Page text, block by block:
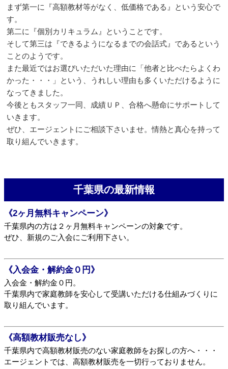
まず第一に『高額教材等がなく、低価格である』という安心で
す。
第二に『個別カリキュラム』ということです。
そして第三は『できるようになるまでの会話式』であるという
ことのようです。
また最近ではお選びいただいた理由に「他者と比べたらよくわ
かった・・・」という、うれしい理由も多くいただけるように
なってきました。
今後ともスタッフ一同、成績ＵＰ、合格へ懸命にサポートして
いきます。
ぜひ、エージェントにご相談下さいませ。情熱と真心を持って
取り組んでいきます。
千葉県の最新情報
《2ヶ月無料キャンペーン》
千葉県内の方は２ヶ月無料キャンペーンの対象です。
ぜひ、新規のご入会にご利用下さい。
《入会金・解約金０円》
入会金・解約金０円。
千葉県内で家庭教師を安心して受講いただける仕組みづくりに
取り組んでいます。
《高額教材販売なし》
千葉県内で高額教材販売のない家庭教師をお探しの方へ・・・
エージェントでは、高額教材販売を一切行っておりません。